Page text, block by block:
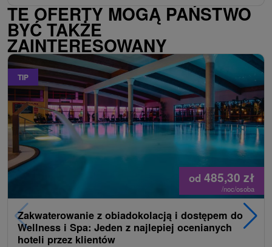
TE OFERTY MOGĄ PAŃSTWO
BYĆ TAKŻE
ZAINTERESOWANY
TIP
od 485,30 zł
/noc/osoba
Zakwaterowanie z obiadokolacją i dostępem do
Wellness i Spa: Jeden z najlepiej ocenianych
hoteli przez klientów